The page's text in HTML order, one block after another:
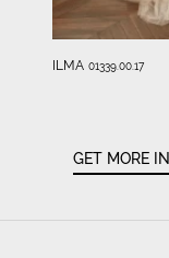
ILMA 01339.00.17
GET MORE